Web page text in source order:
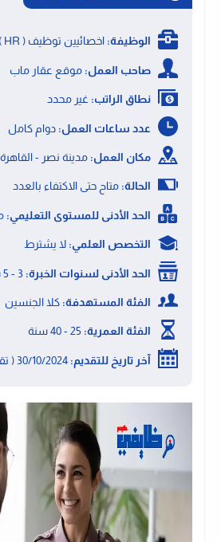
الوظيفة: اخصائيين توظيف ( HR )
صاحب العمل: موقع عقار ماب
نطاق الراتب: غير محدد
عدد ساعات العمل: دوام كامل
مكان العمل: مدينة نصر - القاهرة
الحالة: متاح حتى الاكتفاء بالعدد
الحد الأدنى للمستوى التعليمي:
التخصص العلمي: لا يشترط
الحد الأدنى لسنوات الخبرة:
الفئة المستهدفة: كلا الجنسين
الفئة العمرية:
آخر تاريخ للتقديم: